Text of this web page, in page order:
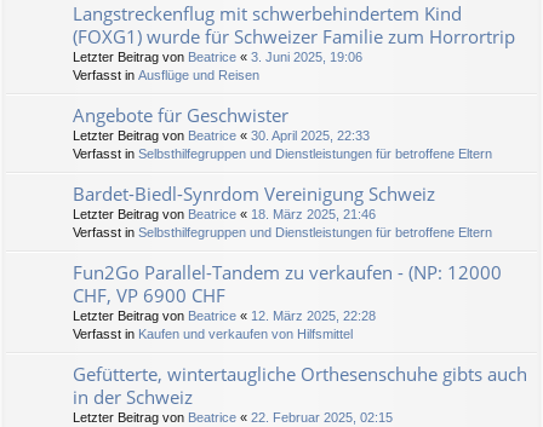
Langstreckenflug mit schwerbehindertem Kind
(FOXG1) wurde für Schweizer Familie zum Horrortrip
Letzter Beitrag von Beatrice « 3. Juni 2025, 19:06
Verfasst in Ausflüge und Reisen
Angebote für Geschwister
Letzter Beitrag von Beatrice « 30. April 2025, 22:33
Verfasst in Selbsthilfegruppen und Dienstleistungen für betroffene Eltern
Bardet-Biedl-Synrdom Vereinigung Schweiz
Letzter Beitrag von Beatrice « 18. März 2025, 21:46
Verfasst in Selbsthilfegruppen und Dienstleistungen für betroffene Eltern
Fun2Go Parallel-Tandem zu verkaufen - (NP: 12000
CHF, VP 6900 CHF
Letzter Beitrag von Beatrice « 12. März 2025, 22:28
Verfasst in Kaufen und verkaufen von Hilfsmittel
Gefütterte, wintertaugliche Orthesenschuhe gibts auch
in der Schweiz
Letzter Beitrag von Beatrice « 22. Februar 2025, 02:15